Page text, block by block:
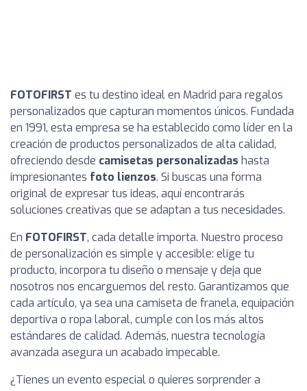
FOTOFIRST es tu destino ideal en Madrid para regalos
personalizados que capturan momentos únicos. Fundada
en 1991, esta empresa se ha establecido como líder en la
creación de productos personalizados de alta calidad,
ofreciendo desde camisetas personalizadas hasta
impresionantes foto lienzos. Si buscas una forma
original de expresar tus ideas, aquí encontrarás
soluciones creativas que se adaptan a tus necesidades.
En FOTOFIRST, cada detalle importa. Nuestro proceso
de personalización es simple y accesible: elige tu
producto, incorpora tu diseño o mensaje y deja que
nosotros nos encarguemos del resto. Garantizamos que
cada artículo, ya sea una camiseta de franela, equipación
deportiva o ropa laboral, cumple con los más altos
estándares de calidad. Además, nuestra tecnología
avanzada asegura un acabado impecable.
¿Tienes un evento especial o quieres sorprender a